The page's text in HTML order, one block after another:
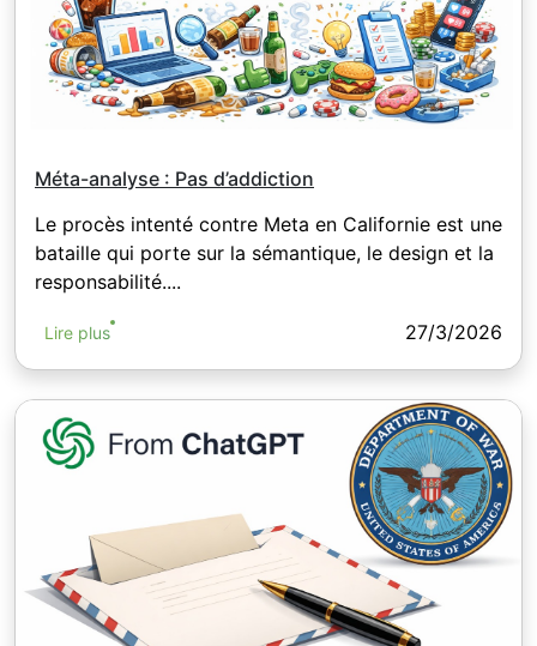
Méta-analyse : Pas d’addiction
Le procès intenté contre Meta en Californie est une
bataille qui porte sur la sémantique, le design et la
responsabilité....
Lire plus 27/3/2026